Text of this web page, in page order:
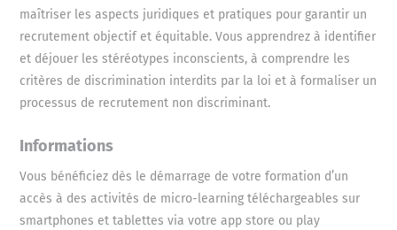
maîtriser les aspects juridiques et pratiques pour garantir un
recrutement objectif et équitable. Vous apprendrez à identifier
et déjouer les stéréotypes inconscients, à comprendre les
critères de discrimination interdits par la loi et à formaliser un
processus de recrutement non discriminant.
Informations
Vous bénéficiez dès le démarrage de votre formation d’un
accès à des activités de micro-learning téléchargeables sur
smartphones et tablettes via votre app store ou play